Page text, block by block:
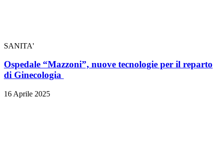
SANITA'
Ospedale “Mazzoni”, nuove tecnologie per il reparto
di Ginecologia
16 Aprile 2025